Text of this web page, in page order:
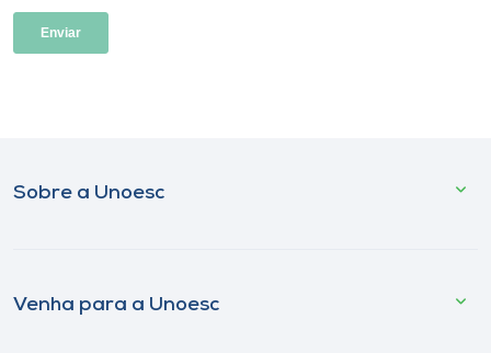
Sobre a Unoesc
Venha para a Unoesc